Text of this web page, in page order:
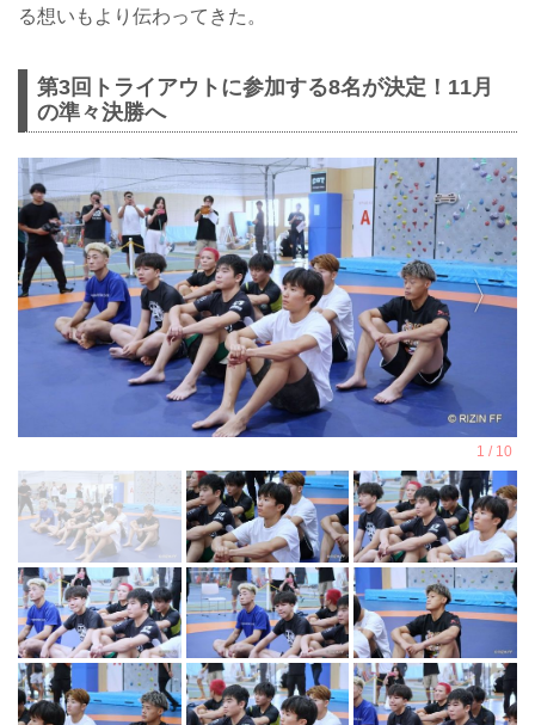
る想いもより伝わってきた。
第3回トライアウトに参加する8名が決定！11月
の準々決勝へ